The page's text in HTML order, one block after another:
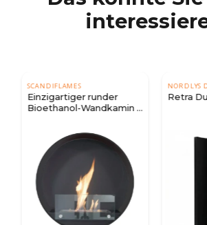
SCANDIFLAMES
Einzigartiger runder
Bioethanol-Wandkamin -
NORDLYS
Retra